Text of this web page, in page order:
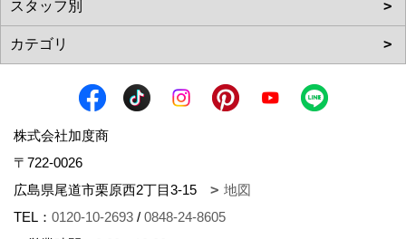
株式会社加度商
〒722-0026
広島県尾道市栗原西2丁目3-15
地図
TEL： 0120-10-2693 / 0848-24-8605